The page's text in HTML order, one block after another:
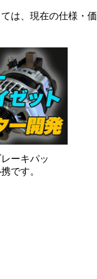
は、現在の仕様・
ーキパッ
です。